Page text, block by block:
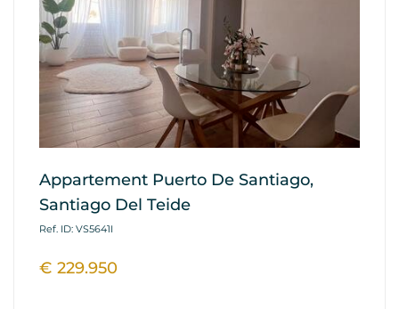
Appartement Puerto De Santiago,
Santiago Del Teide
Ref. ID: VS5641I
€ 229.950